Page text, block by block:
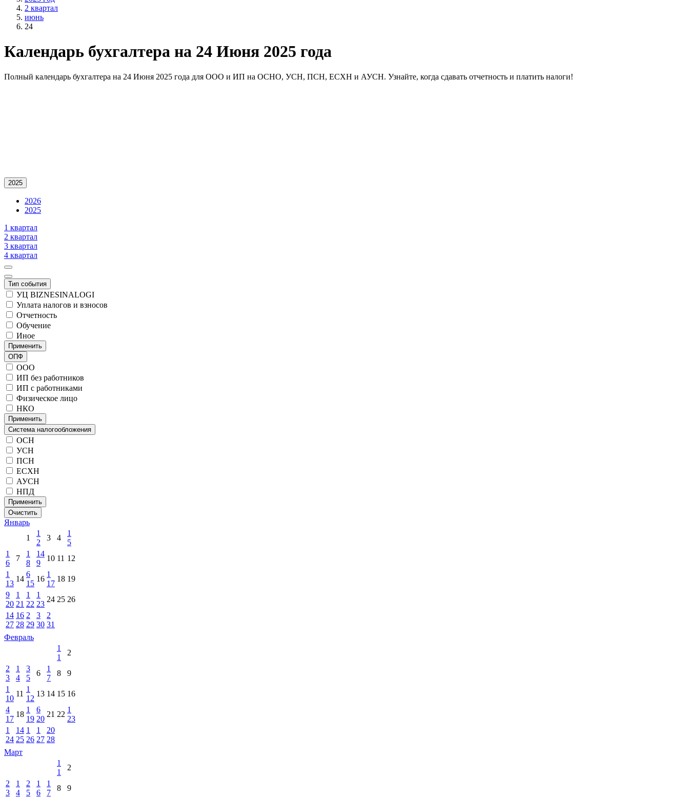
2 квартал
июнь
24
Календарь бухгалтера на 24 Июня 2025 года
Полный календарь бухгалтера на 24 Июня 2025 года для OOO и ИП на ОСНО, УСН, ПСН, ЕСХН и АУСН. Узнайте, когда сдавать отчетность и платить налоги!
2025
2026
2025
1 квартал
2 квартал
3 квартал
4 квартал
Тип события
УЦ BIZNESINALOGI
Уплата налогов и взносов
Отчетность
Обучение
Иное
Применить
ОПФ
ООО
ИП без работников
ИП с работниками
Физическое лицо
НКО
Применить
Система налогообложения
ОСН
УСН
ПСН
ЕСХН
АУСН
НПД
Применить
Очистить
Январь
1
1
2
3 4
1
5
1
6
7
1
8
14
9
10 11 12
1
13
14
6
15
16
1
17
18 19
9
20
1
21
1
22
1
23
24 25 26
14
27
16
28
2
29
3
30
2
31
Февраль
1
1
2
2
3
1
4
3
5
6
1
7
8
9
1
10
11
1
12
13 14 15 16
4
17
18
1
19
6
20
21 22
1
23
1
24
14
25
1
26
1
27
20
28
Март
1
1
2
2
3
1
4
2
5
1
6
1
7
8
9